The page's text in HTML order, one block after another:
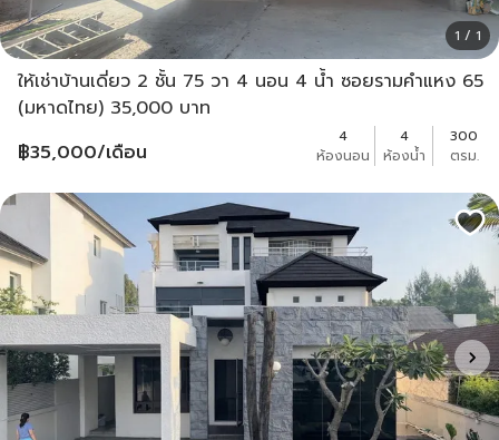
1 / 1
ให้เช่าบ้านเดี่ยว 2 ชั้น 75 วา 4 นอน 4 น้ำ ซอยรามคำแหง 65
(มหาดไทย) 35,000 บาท
฿35,000/เดือน
4
ห้องนอน
4
ห้องน้ำ
300
ตรม.